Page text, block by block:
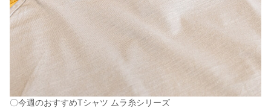
〇今週のおすすめTシャツ ムラ糸シリーズ